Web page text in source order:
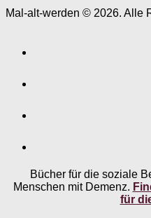
Mal-alt-werden © 2026. Alle
Bücher für die soziale
Menschen mit Demenz.
für